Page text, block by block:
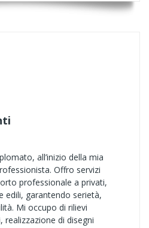
all’inizio della mia
Offro servizi
professionale a privati,
edili, garantendo serietà,
Mi occupo di rilievi
realizzazione di disegni